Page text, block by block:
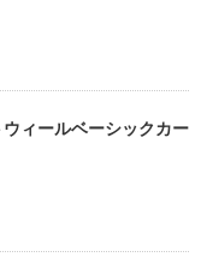
ィールベーシックカー